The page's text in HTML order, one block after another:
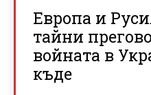
Европа и
тайни
войната в
къде